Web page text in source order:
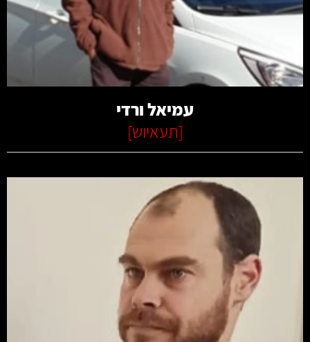
קרא עוד
עמיאל ורדי
[תעאיוש]